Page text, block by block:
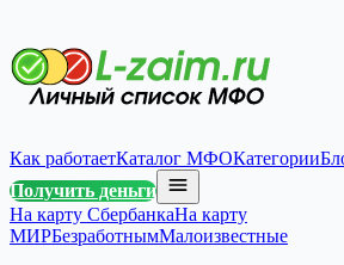
Как работаетКаталог МФОКатегории
Получить деньги
На карту СбербанкаНа карту
МИРБезработнымМалоизвестные